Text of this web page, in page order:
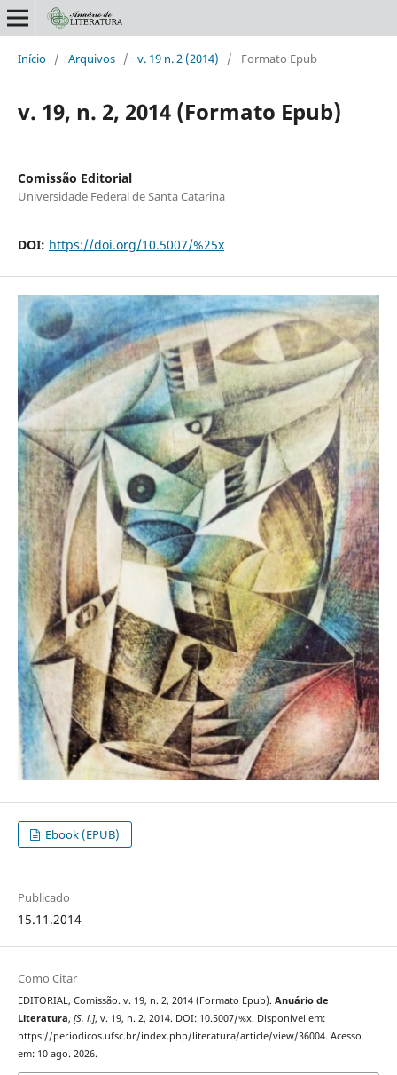
Início / Arquivos / v. 19 n. 2 (2014) / Formato Epub
v. 19, n. 2, 2014 (Formato Epub)
Comissão Editorial
Universidade Federal de Santa Catarina
DOI: https://doi.org/10.5007/%25x
Ebook (EPUB)
Publicado
15.11.2014
Como Citar
EDITORIAL, Comissão. v. 19, n. 2, 2014 (Formato Epub). Anuário de
Literatura, [S. l.], v. 19, n. 2, 2014. DOI: 10.5007/%x. Disponível em:
https://periodicos.ufsc.br/index.php/literatura/article/view/36004. Acesso
em: 10 ago. 2026.